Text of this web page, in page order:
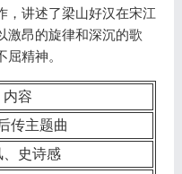
，讲述了梁山好汉在宋江
激昂的旋律和深沉的歌
精神。
内容
传主题曲
、史诗感